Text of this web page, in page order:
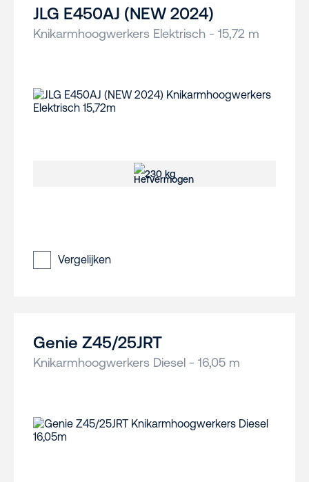
JLG E450AJ (NEW 2024)
Knikarmhoogwerkers Elektrisch - 15,72 m
230 kg
Vergelijken
Genie Z45/25JRT
Knikarmhoogwerkers Diesel - 16,05 m